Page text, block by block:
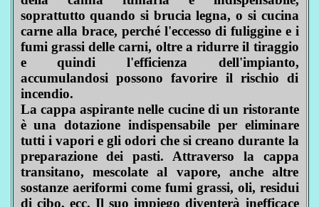
soprattutto quando si brucia legna, o si cucina
carne alla brace, perché l'eccesso di fuliggine e i
fumi grassi delle carni, oltre a ridurre il tiraggio
e quindi l'efficienza dell'impianto,
accumulandosi possono favorire il rischio di
incendio.
La cappa aspirante nelle cucine di un ristorante
è una dotazione indispensabile per eliminare
tutti i vapori e gli odori che si creano durante la
preparazione dei pasti. Attraverso la cappa
transitano, mescolate al vapore, anche altre
sostanze aeriformi come fumi grassi, oli, residui
di cibo, ecc. Il suo impiego diventerà inefficace